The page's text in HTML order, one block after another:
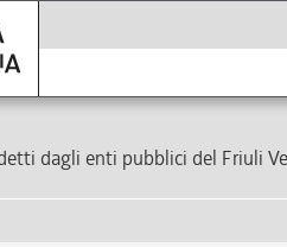
dagli enti pubblici del Friuli